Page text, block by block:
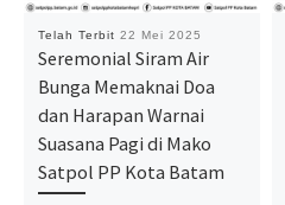
Telah Terbit 22 Mei 2025
Seremonial Siram Air
Bunga Memaknai Doa
dan Harapan Warnai
Suasana Pagi di Mako
Satpol PP Kota Batam